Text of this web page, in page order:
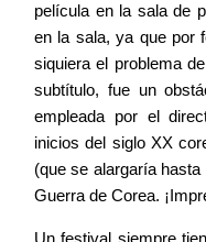
película en la sala de
en la sala, ya que por
siquiera el problema
subtítulo, fue un
empleada por el
inicios del siglo XX
(que se alargaría
Guerra de Corea.
Un festival siempre